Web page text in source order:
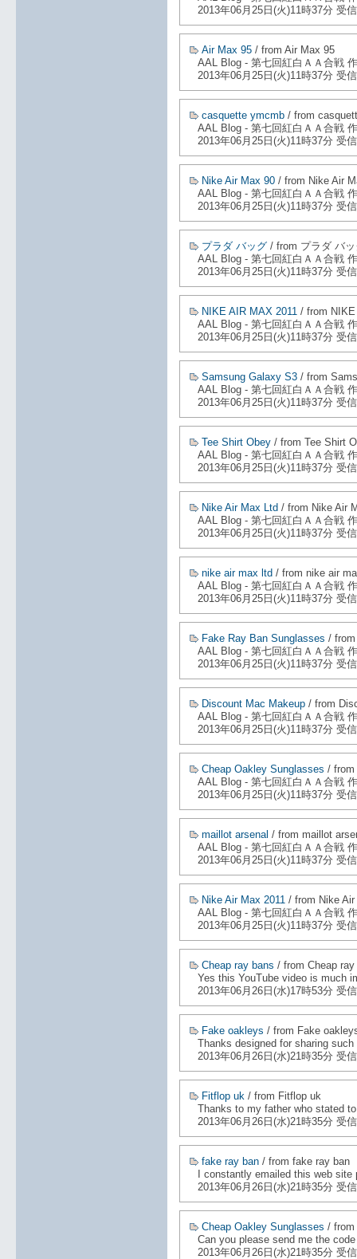
2013年06月25日(火)11時37分 受信
Air Max 95 / from Air Max 95
AAL Blog - 第七回紅白ＡＡ合戦
2013年06月25日(火)11時37分 受信
casquette ymcmb / from
AAL Blog - 第七回紅白ＡＡ合戦
2013年06月25日(火)11時37分 受信
Nike Air Max 90 / from Nike Air
AAL Blog - 第七回紅白ＡＡ合戦
2013年06月25日(火)11時37分 受信
プラダ バッグ / from プラダ バ
AAL Blog - 第七回紅白ＡＡ合戦
2013年06月25日(火)11時37分 受信
NIKE AIR MAX 2011 / from
AAL Blog - 第七回紅白ＡＡ合戦
2013年06月25日(火)11時37分 受信
Samsung Galaxy S3 / from
AAL Blog - 第七回紅白ＡＡ合戦
2013年06月25日(火)11時37分 受信
Tee Shirt Obey / from Tee Shirt
AAL Blog - 第七回紅白ＡＡ合戦
2013年06月25日(火)11時37分 受信
Nike Air Max Ltd / from Nike Air
AAL Blog - 第七回紅白ＡＡ合戦
2013年06月25日(火)11時37分 受信
nike air max ltd / from nike air
AAL Blog - 第七回紅白ＡＡ合戦
2013年06月25日(火)11時37分 受信
Fake Ray Ban Sunglasses /
AAL Blog - 第七回紅白ＡＡ合戦
2013年06月25日(火)11時37分 受信
Discount Mac Makeup / from
AAL Blog - 第七回紅白ＡＡ合戦
2013年06月25日(火)11時37分 受信
Cheap Oakley Sunglasses / from
AAL Blog - 第七回紅白ＡＡ合戦
2013年06月25日(火)11時37分 受信
maillot arsenal / from maillot
AAL Blog - 第七回紅白ＡＡ合戦
2013年06月25日(火)11時37分 受信
Nike Air Max 2011 / from Nike Air
AAL Blog - 第七回紅白ＡＡ合戦
2013年06月25日(火)11時37分 受信
Cheap ray bans / from Cheap ray
Yes this YouTube video is much
2013年06月26日(水)17時53分 受信
Fake oakleys / from Fake
Thanks designed for sharing
2013年06月26日(水)21時35分 受信
Fitflop uk / from Fitflop uk
Thanks to my father who stated
2013年06月26日(水)21時35分 受信
fake ray ban / from fake ray ban
I constantly emailed this web
2013年06月26日(水)21時35分 受信
Cheap Oakley Sunglasses / from
Can you please send me the
2013年06月26日(水)21時35分 受信